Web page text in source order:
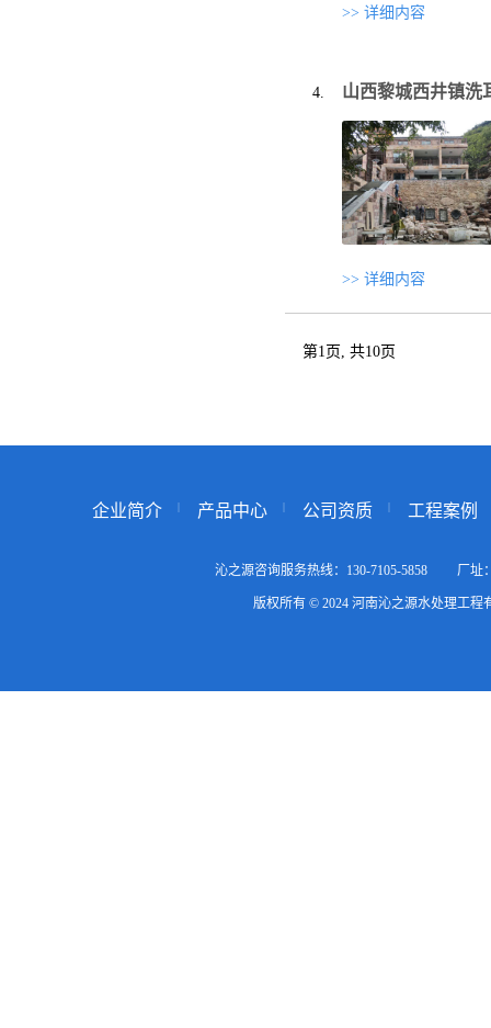
>> 详细内容
山西黎城西井镇洗
>> 详细内容
第1页, 共10页
企业简介 产品中心 公司资质 工程案例
沁之源咨询服务热线：130-7105-5858 厂
版权所有 © 2024 河南沁之源水处理工